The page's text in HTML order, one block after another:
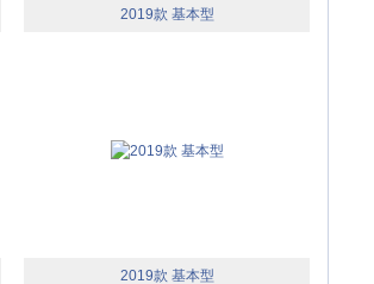
2019款 基本型
2019款 基本型